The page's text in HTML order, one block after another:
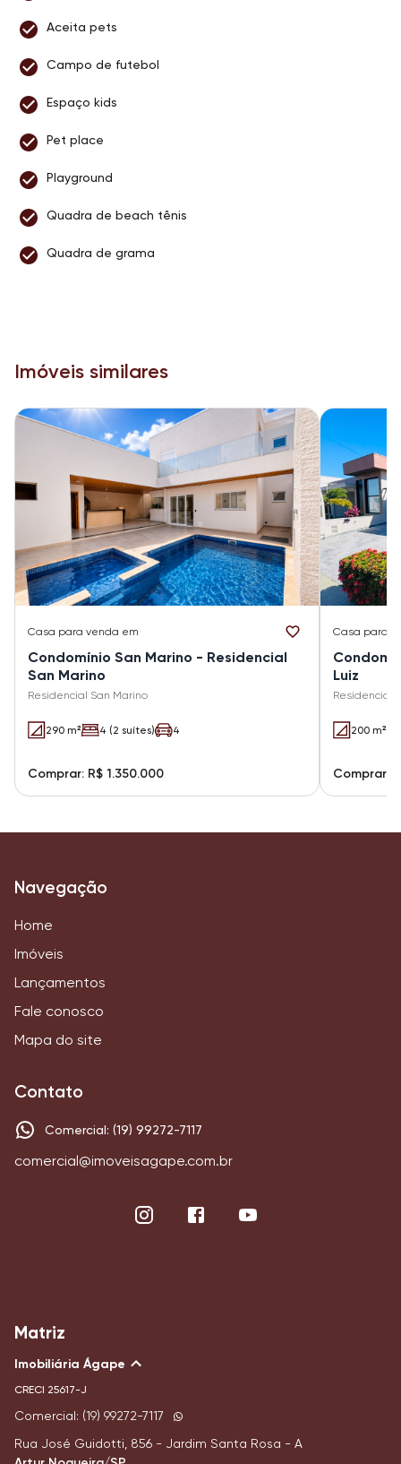
Aceita pets
Campo de futebol
Espaço kids
Pet place
Playground
Quadra de beach tênis
Quadra de grama
Imóveis similares
Casa para venda em
Condomínio San Marino - Residencial
San Marino
Residencial San Marino
290 m² 4 (2 suítes) 4
Comprar: R$ 1.350.000
Casa para
Luiz
Residencial
200 m²
Comprar:
Navegação
Home
Imóveis
Lançamentos
Fale conosco
Mapa do site
Contato
Comercial: (19) 99272-7117
comercial@imoveisagape.com.br
Matriz
Imobiliária Ágape
CRECI 25617-J
Comercial: (19) 99272-7117
Rua José Guidotti, 856 - Jardim Santa Rosa - A